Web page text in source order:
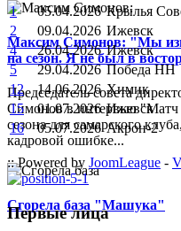
Максим Симонов: "Мы
на сезон. Я не был в
Председатель совета
Симонов в интервью
сезона для самарского
кадровой ошибке...
Сгорела база "Машука"
1
05.04.2026 Крылья
2
09.04.2026 Ижевск
4
26.04.2026 Ижевск
5
29.04.2026 Победа НН
12
14.06.2026 Химик
15
01.07.2026 Ижевск
16
05.07.2026 Акрон-2
:: Powered by JoomLeague -
Первые лица